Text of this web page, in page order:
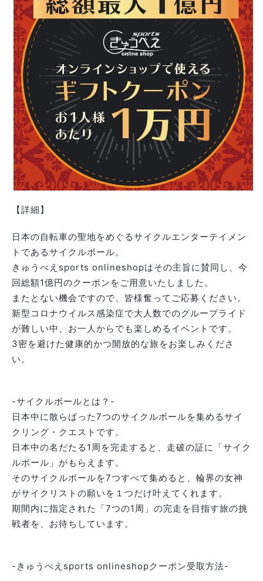
【詳細】
日本の自転車の聖地をめぐるサイクルエンターテイメン
トであるサイクルボール。
きゅうべえsports onlineshopはその主旨に賛同し、今
回総額1億円のクーポンをご用意いたしました。
またとない機会ですので、皆様奮ってご応募ください。
新型コロナウイルス感染症で大人数でのグループライド
が難しい中、お一人からでも楽しめるイベントです。
3密を避けた健康的かつ開放的な旅をお楽しみくださ
い。
-サイクルボールとは？-
日本中に散らばった7つのサイクルボールを集めるサイ
クリング・クエストです。
日本中の名だたる1周を完走すると、走破の証に「サイク
ルボール」がもらえます。
そのサイクルボールを7つすべて集めると、輪界の女神
がサイクリストの願いを１つだけ叶えてくれます。
期間内に指定された「7つの1周」の完走を目指す旅の挑
戦者を、お待ちしています。
-きゅうべえsports onlineshopクーポン受取方法-